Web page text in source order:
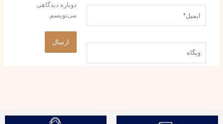
دوباره دیدگاهی
می‌نویسم.